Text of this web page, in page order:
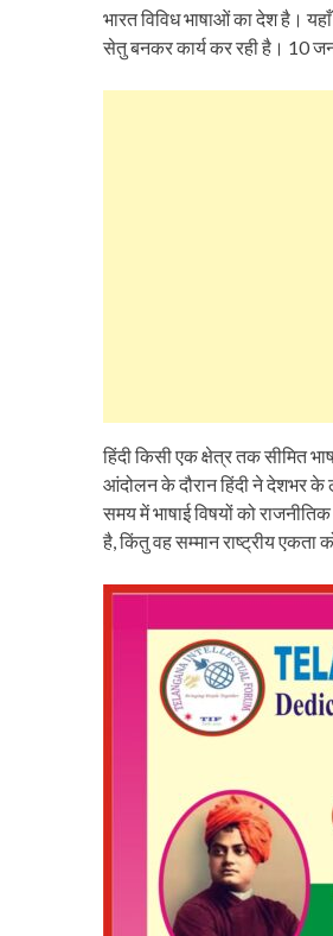
भारत विविध भाषाओं का देश है।
सेतु बनकर कार्य कर रही है। 10
हिंदी किसी एक क्षेत्र तक सीमित
आंदोलन के दौरान हिंदी ने देशभर के
समय में भाषाई विषयों को
है, किंतु वह सम्मान राष्ट्रीय एकता